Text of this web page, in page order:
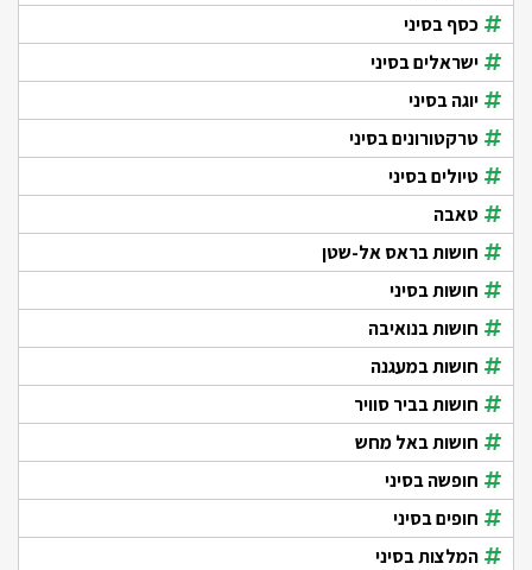
כסף בסיני
ישראלים בסיני
יוגה בסיני
טרקטורונים בסיני
טיולים בסיני
טאבה
חושות בראס אל-שטן
חושות בסיני
חושות בנואיבה
חושות במעגנה
חושות בביר סוויר
חושות באל מחש
חופשה בסיני
חופים בסיני
המלצות בסיני